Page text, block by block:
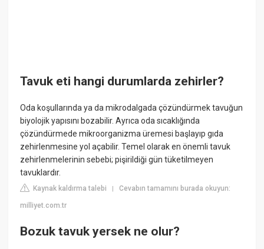
Tavuk eti hangi durumlarda zehirler?
Oda koşullarında ya da mikrodalgada çözündürmek tavuğun
biyolojik yapısını bozabilir. Ayrıca oda sıcaklığında
çözündürmede mikroorganizma üremesi başlayıp gıda
zehirlenmesine yol açabilir. Temel olarak en önemli tavuk
zehirlenmelerinin sebebi; pişirildiği gün tüketilmeyen
tavuklardır.
Kaynak kaldırma talebi |Cevabın tamamını burada okuyun:
milliyet.com.tr
Bozuk tavuk yersek ne olur?